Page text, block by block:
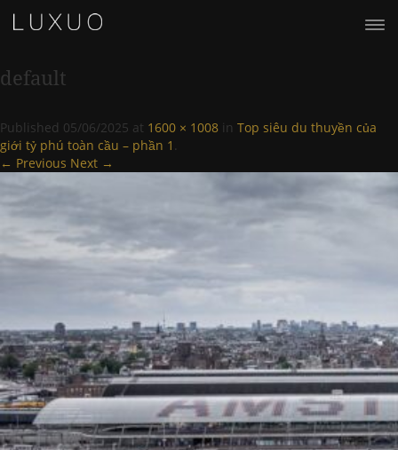
default
Published 05/06/2025 at 1600 × 1008 in Top siêu du thuyền của
giới tỷ phú toàn cầu – phần 1 .
← Previous Next →